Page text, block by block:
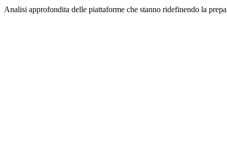
Analisi approfondita delle piattaforme che stanno ridefinendo la